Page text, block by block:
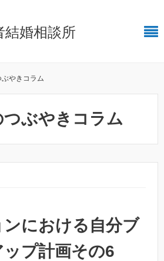
結婚相談所
やきコラム
ぶやきコラム
における自分ブ
プ計画その6